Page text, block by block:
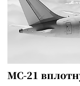
МС-21